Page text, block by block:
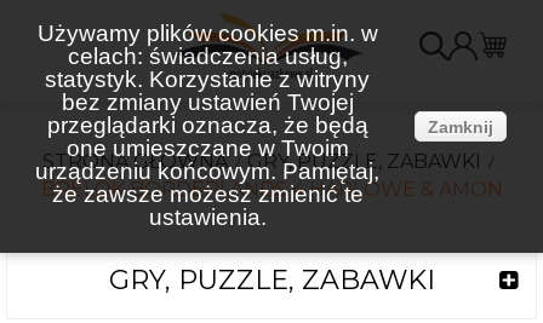
Używamy plików cookies m.in. w
celach: świadczenia usług,
statystyk. Korzystanie z witryny
bez zmiany ustawień Twojej
przeglądarki oznacza, że będą
one umieszczane w Twoim
urządzeniu końcowym. Pamiętaj,
że zawsze możesz zmienić te
ustawienia.
Zamknij
STRONA GŁÓWNA
GRY, PUZZLE, ZABAWKI
BRELOK BORDERLANDS 4 HARLOWE & AMON
GRY, PUZZLE, ZABAWKI